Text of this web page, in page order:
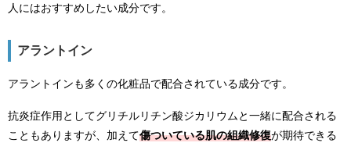
人にはおすすめしたい成分です。
アラントイン
アラントインも多くの化粧品で配合されている成分です。
抗炎症作用としてグリチルリチン酸ジカリウムと一緒に配合される
こともありますが、加えて傷ついている肌の組織修復が期待できる